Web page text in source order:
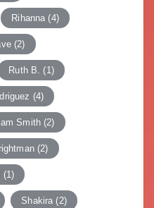
Rihanna (4)
(2)
Ruth B. (1)
(4)
Smith (2)
(2)
(1)
Shakira (2)